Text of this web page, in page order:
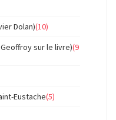
Dolan)(10)
sur le livre)(9
Eustache(5)